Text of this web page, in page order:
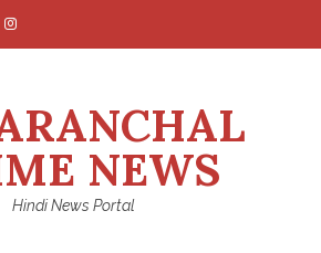
NEWS
Hindi News Portal